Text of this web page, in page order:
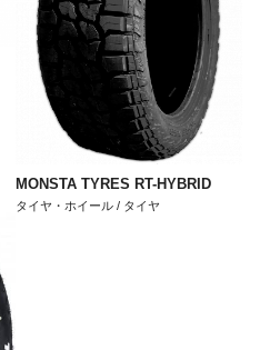
MONSTA TYRES RT-HYBRID
タイヤ・ホイール / タイヤ